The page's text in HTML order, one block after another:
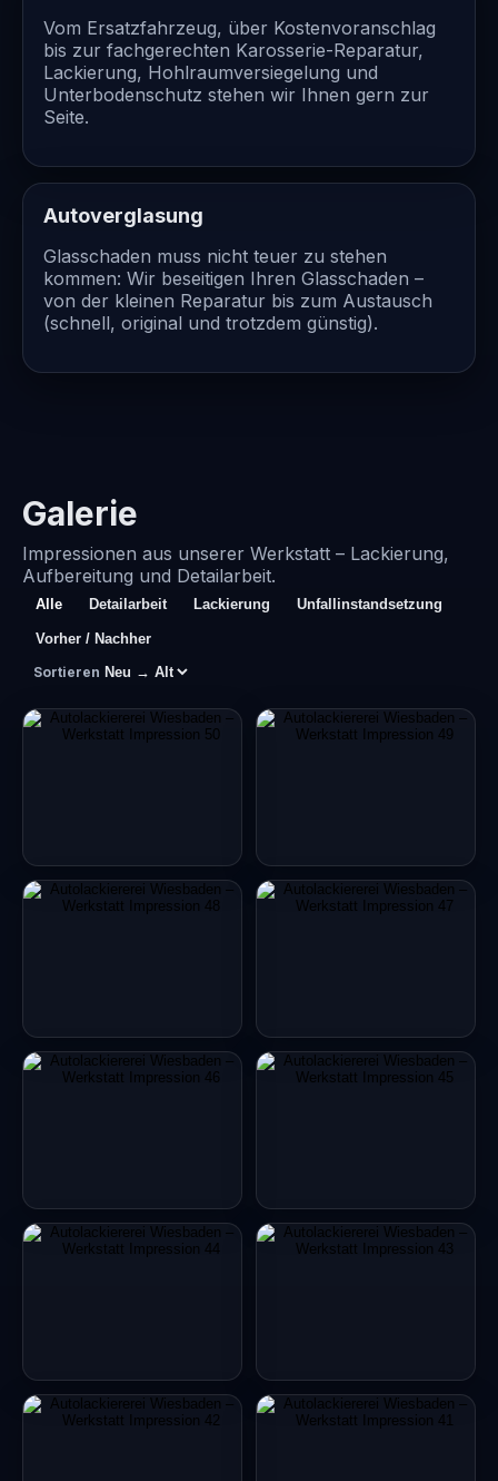
Vom Ersatzfahrzeug, über Kostenvoranschlag
bis zur fachgerechten Karosserie-Reparatur,
Lackierung, Hohlraumversiegelung und
Unterbodenschutz stehen wir Ihnen gern zur
Seite.
Autoverglasung
Glasschaden muss nicht teuer zu stehen
kommen: Wir beseitigen Ihren Glasschaden –
von der kleinen Reparatur bis zum Austausch
(schnell, original und trotzdem günstig).
Galerie
Impressionen aus unserer Werkstatt – Lackierung,
Aufbereitung und Detailarbeit.
Alle Detailarbeit Lackierung Unfallinstandsetzung
Vorher / Nachher
Sortieren